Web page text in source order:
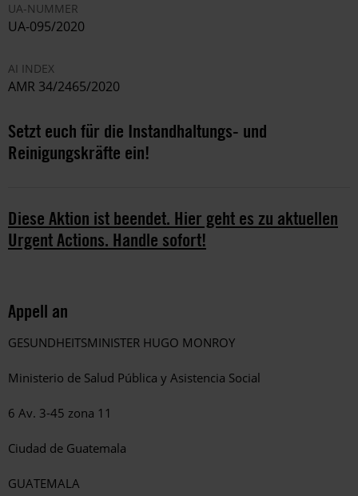
UA-NUMMER
UA-095/2020
AI INDEX
AMR 34/2465/2020
Setzt euch für die Instandhaltungs- und
Reinigungskräfte ein!
Diese Aktion ist beendet. Hier geht es zu aktuellen
Urgent Actions. Handle sofort!
Appell an
GESUNDHEITSMINISTER HUGO MONROY
Ministerio de Salud Pública y Asistencia Social
6 Av. 3-45 zona 11
Ciudad de Guatemala
GUATEMALA